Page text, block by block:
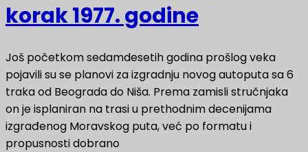
korak 1977. godine
Još početkom sedamdesetih godina prošlog veka
pojavili su se planovi za izgradnju novog autoputa sa 6
traka od Beograda do Niša. Prema zamisli stručnjaka
on je isplaniran na trasi u prethodnim decenijama
izgrađenog Moravskog puta, već po formatu i
propusnosti dobrano